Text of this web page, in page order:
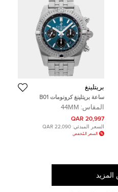
بريتلينغ
ساعة بريتلينغ كرونومات B01
كرونوغراف AB0115101C1A1
أوتوماتيك 44 مم مملوكة مسبقًا
المقاس: 44MM
20,997 QAR
السعر المبدئي: 22,090 QAR
السعر المُخفض